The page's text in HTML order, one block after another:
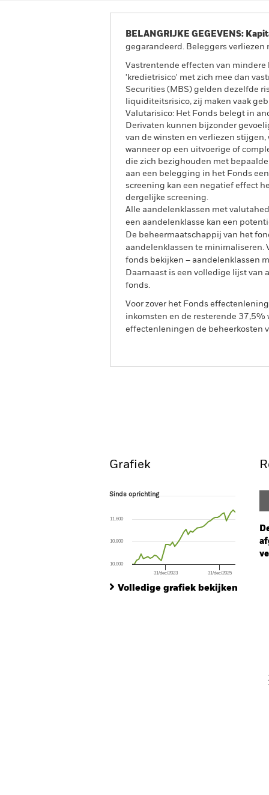
BELANGRIJKE GEGEVENS:
gegarandeerd. Beleggers
Vastrentende effecten van
'kredietrisico' met zich mee dan
Securities (MBS) gelden dezelfde
liquiditeitsrisico, zij maken vaak
Valutarisico: Het Fonds belegt in
Derivaten kunnen bijzonder
van de winsten en verliezen
wanneer op een uitvoerige of
die zich bezighouden met
aan een belegging in het Fonds
screening kan een negatief effect
dergelijke screening.
Alle aandelenklassen met
een aandelenklasse kan een
De beheermaatschappij van het
aandelenklassen te minimaliseren.
fonds bekijken – aandelenklassen
Daarnaast is een volledige lijst
fonds.
Voor zover het Fonds
inkomsten en de resterende
effectenleningen de beheerkosten
Grafiek
Sinds oprichting
The chart has 1 X axis displaying Time.
The chart has 1 Y axis displaying values.
Sinds oprichting
31/dec/2023 31/dec/2025
10.000
10.800
11.600
Volledige grafiek bekijken